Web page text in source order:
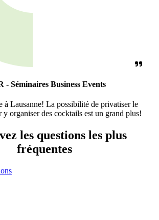
Séminaires Business Events
à Lausanne! La possibilité de privatiser le
y organiser des cocktails est un grand plus!
les questions les plus
fréquentes